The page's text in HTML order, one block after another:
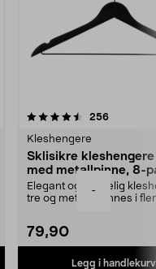
-
256
Kleshengere
Sklisikre
med metallpinne, 8-
Elegant og skikkelig
tre og metall – finnes i
79,90
Legg i handlekurv
4.5av 5 stjerner